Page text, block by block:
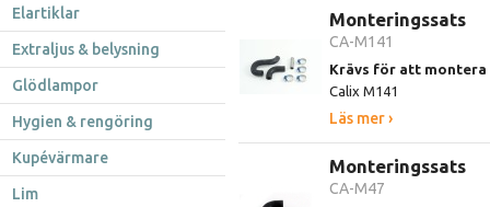
Elartiklar
Extraljus & belysning
Glödlampor
Hygien & rengöring
Kupévärmare
Lim
Monteringssats
CA-M141
Krävs för att
Calix M141
Läs mer ›
Monteringssats
CA-M47